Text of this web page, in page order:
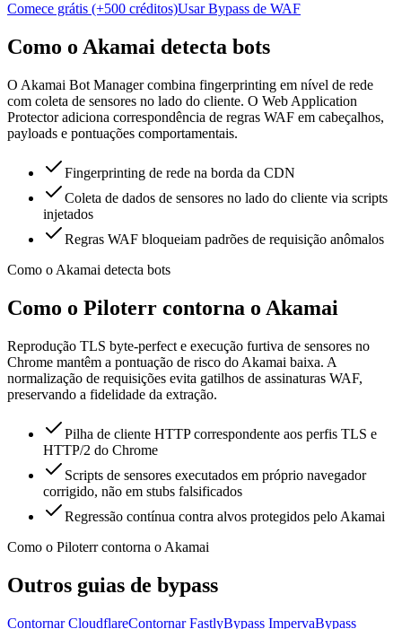
Comece grátis (+500 créditos)Usar Bypass de WAF
Como o Akamai detecta bots
O Akamai Bot Manager combina fingerprinting em nível de rede
com coleta de sensores no lado do cliente. O Web Application
Protector adiciona correspondência de regras WAF em cabeçalhos,
payloads e pontuações comportamentais.
Fingerprinting de rede na borda da CDN
Coleta de dados de sensores no lado do cliente via scripts
injetados
Regras WAF bloqueiam padrões de requisição anômalos
Como o Akamai detecta bots
Como o Piloterr contorna o Akamai
Reprodução TLS byte-perfect e execução furtiva de sensores no
Chrome mantêm a pontuação de risco do Akamai baixa. A
normalização de requisições evita gatilhos de assinaturas WAF,
preservando a fidelidade da extração.
Pilha de cliente HTTP correspondente aos perfis TLS e
HTTP/2 do Chrome
Scripts de sensores executados em próprio navegador
corrigido, não em stubs falsificados
Regressão contínua contra alvos protegidos pelo Akamai
Como o Piloterr contorna o Akamai
Outros guias de bypass
Contornar CloudflareContornar FastlyBypass ImpervaBypass